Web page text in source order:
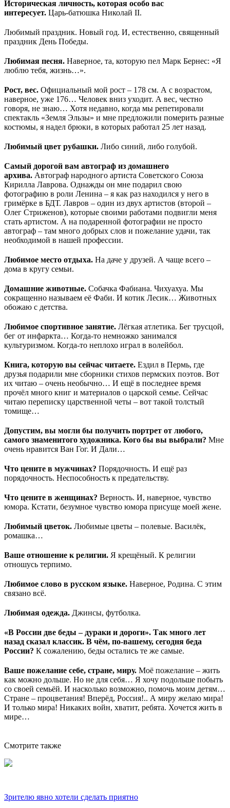
Историческая личность, которая особо вас
интересует. Царь-батюшка Николай II.
Любимый праздник. Новый год. И, естественно, священный
праздник День Победы.
Любимая песня. Наверное, та, которую пел Марк Бернес: «Я
люблю тебя, жизнь…».
Рост, вес. Официальный мой рост – 178 см. А с возрастом,
наверное, уже 176… Человек вниз уходит. А вес, честно
говоря, не знаю… Хотя недавно, когда мы репетировали
спектакль «Земля Эльзы» и мне предложили померить разные
костюмы, я надел брюки, в которых работал 25 лет назад.
Любимый цвет рубашки. Либо синий, либо голубой.
Самый дорогой вам автограф из домашнего
архива. Автограф народного артиста Советского Союза
Кирилла Лаврова. Однажды он мне подарил свою
фотографию в роли Ленина – я как раз находился у него в
гримёрке в БДТ. Лавров – один из двух артистов (второй –
Олег Стриженов), которые своими работами подвигли меня
стать артистом. А на подаренной фотографии не просто
автограф – там много добрых слов и пожелание удачи, так
необходимой в нашей профессии.
Любимое место отдыха. На даче у друзей. А чаще всего –
дома в кругу семьи.
Домашние животные. Собачка Фабиана. Чихуахуа. Мы
сокращенно называем её Фаби. И котик Лесик… Животных
обожаю с детства.
Любимое спортивное занятие. Лёгкая атлетика. Бег трусцой,
бег от инфаркта… Когда-то немножко занимался
культуризмом. Когда-то неплохо играл в волейбол.
Книга, которую вы сейчас читаете. Ездил в Пермь, где
друзья подарили мне сборники стихов пермских поэтов. Вот
их читаю – очень необычно… И ещё в последнее время
прочёл много книг и материалов о царской семье. Сейчас
читаю переписку царственной четы – вот такой толстый
томище…
Допустим, вы могли бы получить портрет от любого,
самого знаменитого художника. Кого бы вы выбрали? Мне
очень нравится Ван Гог. И Дали…
Что цените в мужчинах? Порядочность. И ещё раз
порядочность. Неспособность к предательству.
Что цените в женщинах? Верность. И, наверное, чувство
юмора. Кстати, безумное чувство юмора присуще моей жене.
Любимый цветок. Любимые цветы – полевые. Василёк,
ромашка…
Ваше отношение к религии. Я крещёный. К религии
отношусь терпимо.
Любимое слово в русском языке. Наверное, Родина. С этим
связано всё.
Любимая одежда. Джинсы, футболка.
«В России две беды – дураки и дороги». Так много лет
назад сказал классик. В чём, по-вашему, сегодня беда
России? К сожалению, беды остались те же самые.
Ваше пожелание себе, стране, миру. Моё пожелание – жить
как можно дольше. Но не для себя… Я хочу подольше побыть
со своей семьёй. И насколько возможно, помочь моим детям…
Стране – процветания! Вперёд, Россия!.. А миру желаю мира!
И только мира! Никаких войн, хватит, ребята. Хочется жить в
мире…
Смотрите также
Зрителю явно хотели сделать приятно